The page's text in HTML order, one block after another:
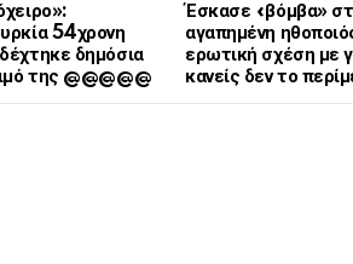
54χρονη
δημόσια
της @@@@@
Έσκασε «βόμβα»
αγαπημένη
ερωτική σχέση με
κανείς δεν το